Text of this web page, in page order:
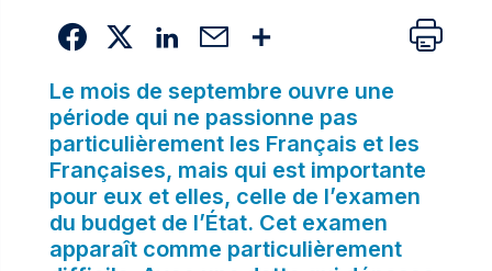
Le mois de septembre ouvre une
période qui ne passionne pas
particulièrement les Français et les
Françaises, mais qui est importante
pour eux et elles, celle de l’examen
du budget de l’État. Cet examen
apparaît comme particulièrement